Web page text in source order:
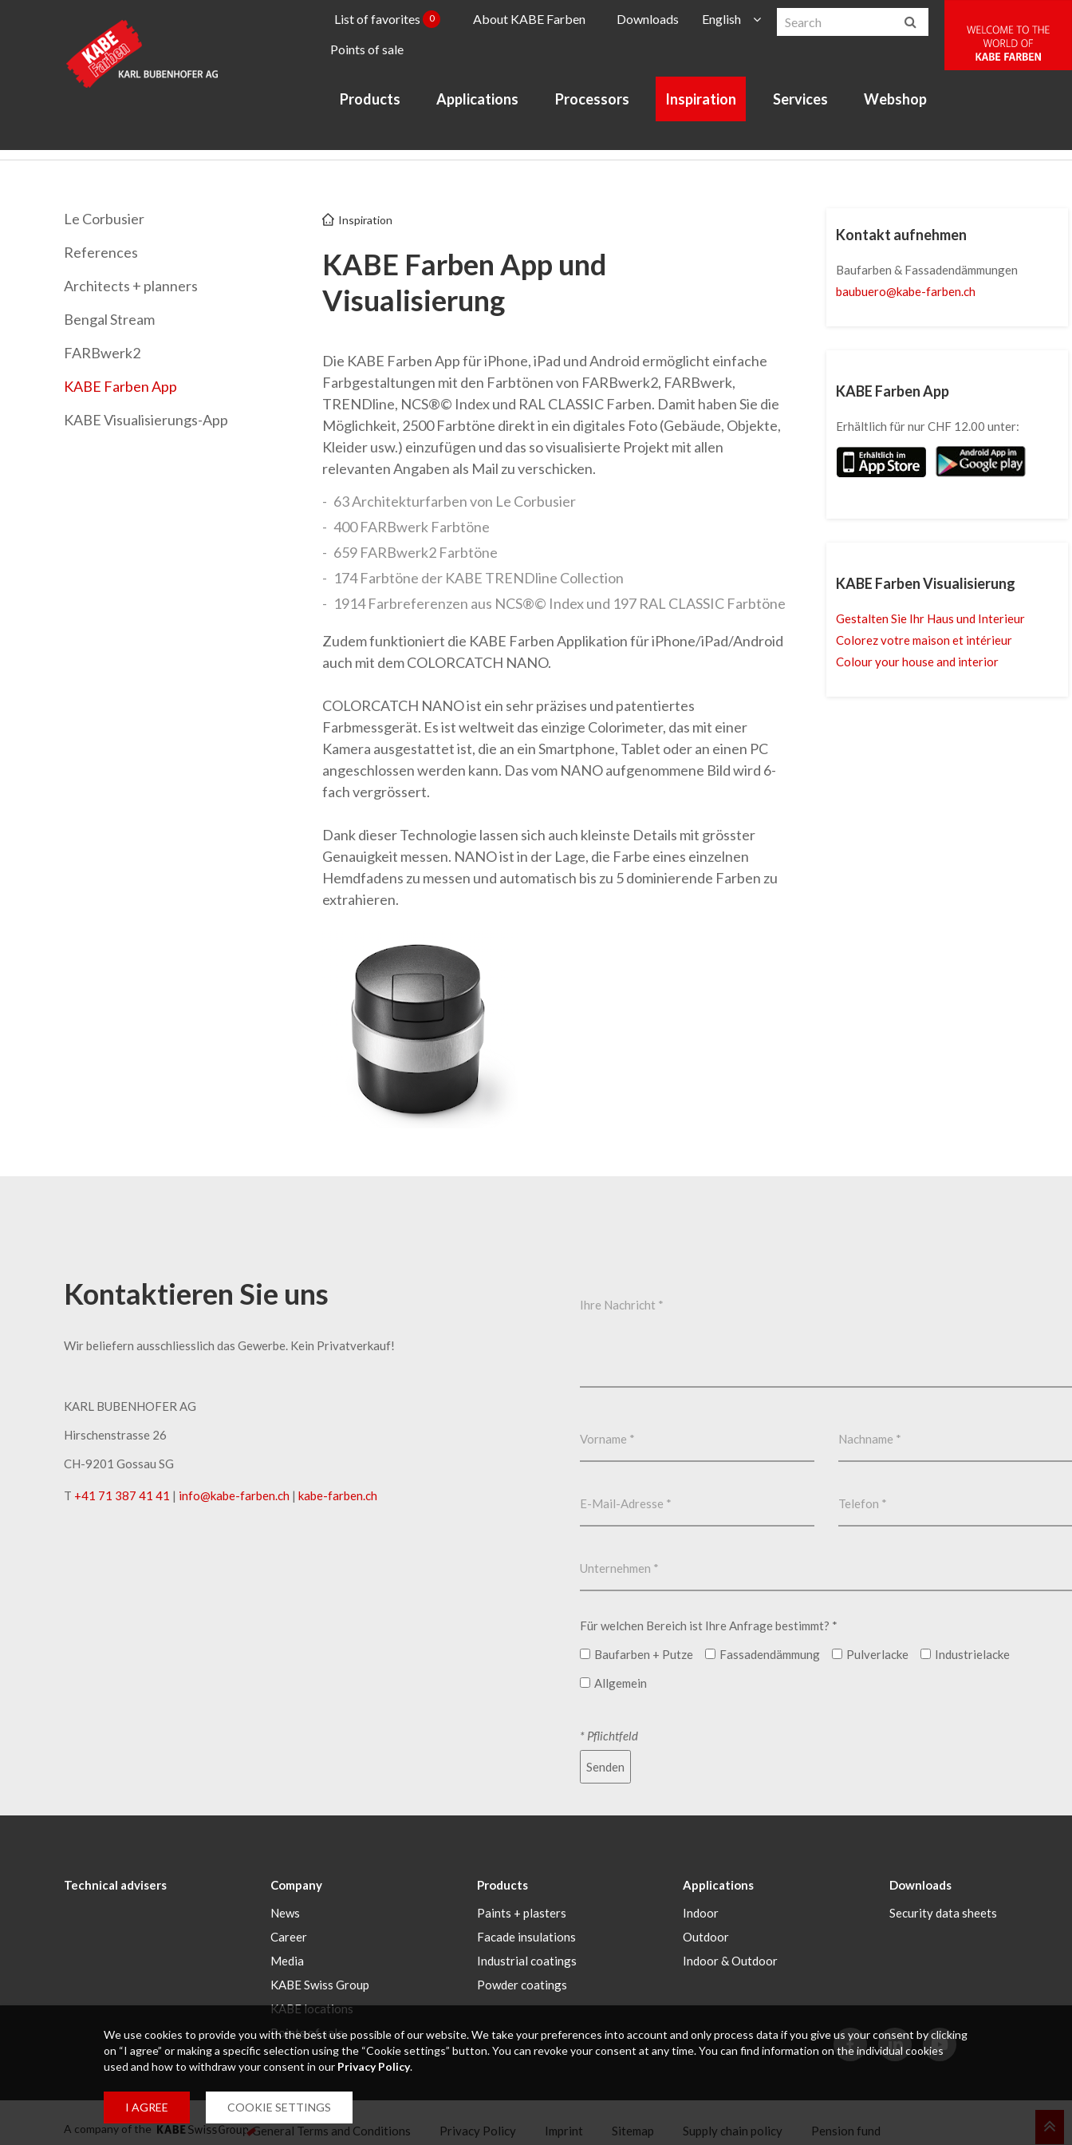
List of favorites 0 About KABE Farben
Downloads
Points of sale
English
Products Applications Processors Inspiration Services Webshop
Le Corbusier
References
Architects + planners
Bengal Stream
FARBwerk2
KABE Farben App
KABE Visualisierungs-App
Inspiration
KABE Farben App und
Visualisierung
Die KABE Farben App für iPhone, iPad und Android ermöglicht einfache
Farbgestaltungen mit den Farbtönen von FARBwerk2, FARBwerk,
TRENDline, NCS®© Index und RAL CLASSIC Farben. Damit haben Sie die
Möglichkeit, 2500 Farbtöne direkt in ein digitales Foto (Gebäude, Objekte,
Kleider usw.) einzufügen und das so visualisierte Projekt mit allen
relevanten Angaben als Mail zu verschicken.
63 Architekturfarben von Le Corbusier
400 FARBwerk Farbtöne
659 FARBwerk2 Farbtöne
174 Farbtöne der KABE TRENDline Collection
1914 Farbreferenzen aus NCS®© Index und 197 RAL CLASSIC Farbtöne
Zudem funktioniert die KABE Farben Applikation für iPhone/iPad/Android
auch mit dem COLORCATCH NANO.
COLORCATCH NANO ist ein sehr präzises und patentiertes
Farbmessgerät. Es ist weltweit das einzige Colorimeter, das mit einer
Kamera ausgestattet ist, die an ein Smartphone, Tablet oder an einen PC
angeschlossen werden kann. Das vom NANO aufgenommene Bild wird 6-
fach vergrössert.
Dank dieser Technologie lassen sich auch kleinste Details mit grösster
Genauigkeit messen. NANO ist in der Lage, die Farbe eines einzelnen
Hemdfadens zu messen und automatisch bis zu 5 dominierende Farben zu
extrahieren.
Kontakt aufnehmen
Baufarben & Fassadendämmungen
baubuero@kabe-farben.ch
KABE Farben App
Erhältlich für nur CHF 12.00 unter:
KABE Farben Visualisierung
Gestalten Sie Ihr Haus und Interieur
Colorez votre maison et intérieur
Colour your house and interior
Kontaktieren Sie uns
Wir beliefern ausschliesslich das Gewerbe. Kein Privatverkauf!
KARL BUBENHOFER AG
Hirschenstrasse 26
CH-9201 Gossau SG
T +41 71 387 41 41 | info@kabe-farben.ch | kabe-farben.ch
Für welchen Bereich ist Ihre Anfrage bestimmt? *
Baufarben + Putze
Fassadendämmung Pulverlacke
Industrielacke
Allgemein
* Pflichtfeld
Senden
Technical advisers
Company
News
Career
Media
KABE Swiss Group
KABE locations
Points of sale
Products
Paints + plasters
Facade insulations
Industrial coatings
Powder coatings
Applications
Indoor
Outdoor
Indoor & Outdoor
Downloads
Security data sheets
General Terms and Conditions Privacy Policy Imprint Sitemap Supply chain policy Pension fund
A company of the
We use cookies to provide you with the best use possible of our website. We take your preferences into account and only process data if you give us your consent by clicking
on “I agree” or making a specific selection using the “Cookie settings” button. You can revoke your consent at any time. You can find information on the individual cookies
used and how to withdraw your consent in our Privacy Policy.
I AGREE COOKIE SETTINGS